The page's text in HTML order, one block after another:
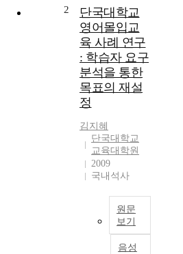
2
단국대학교
영어몰입교
육 사례 연구
: 학습자 요구
분석을 통한
목표의 재설
정
김지혜
단국대학교
교육대학원
2009
국내석사
원문
보기
음성